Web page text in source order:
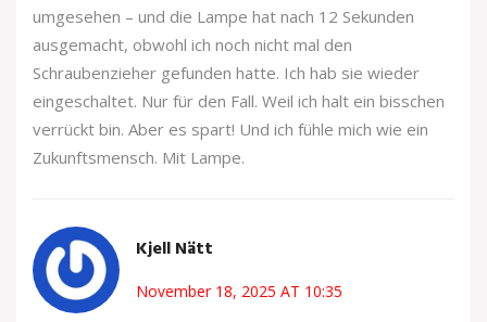
umgesehen – und die Lampe hat nach 12 Sekunden
ausgemacht, obwohl ich noch nicht mal den
Schraubenzieher gefunden hatte. Ich hab sie wieder
eingeschaltet. Nur für den Fall. Weil ich halt ein bisschen
verrückt bin. Aber es spart! Und ich fühle mich wie ein
Zukunftsmensch. Mit Lampe.
Kjell Nätt
November 18, 2025 AT 10:35